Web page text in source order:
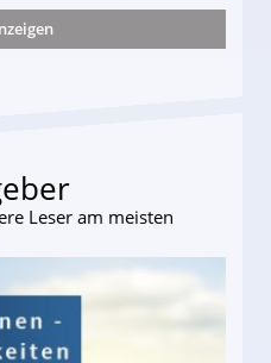
Leser am meisten